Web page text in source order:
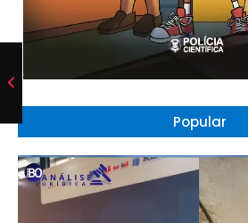
Popular